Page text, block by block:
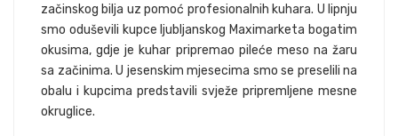
začinskog bilja uz pomoć profesionalnih kuhara. U lipnju
smo oduševili kupce ljubljanskog Maximarketa bogatim
okusima, gdje je kuhar pripremao pileće meso na žaru
sa začinima. U jesenskim mjesecima smo se preselili na
obalu i kupcima predstavili svježe pripremljene mesne
okruglice.